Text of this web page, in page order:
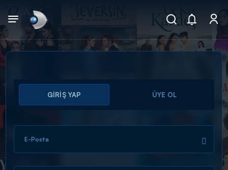
Arama
ARAMA SONUÇLARI
GİRİŞ YAP ÜYE OL
E-Posta